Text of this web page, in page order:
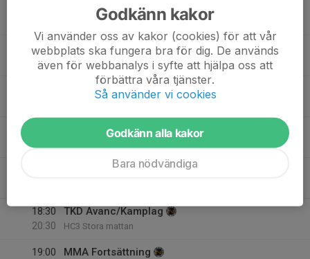
BJJ fr 8år
HC3 MMA Mattan
18:00
19:00
Cagefit rush
HC3 Fightbox
Boxning Fr 8år
21
Ons
TKD Nyb, & forts Från 7år
MMA Nybörjare
18:30
20:30
TKD Avanc/Kamplag
HC3 Stora mattan
19:00
MMA Fortsättning
Godkänn kakor
Vi använder oss av kakor (cookies) för att vår
webbplats ska fungera bra för dig. De används
även för webbanalys i syfte att hjälpa oss att
förbättra våra tjänster.
Så använder vi cookies
Godkänn alla kakor
Bara nödvändiga